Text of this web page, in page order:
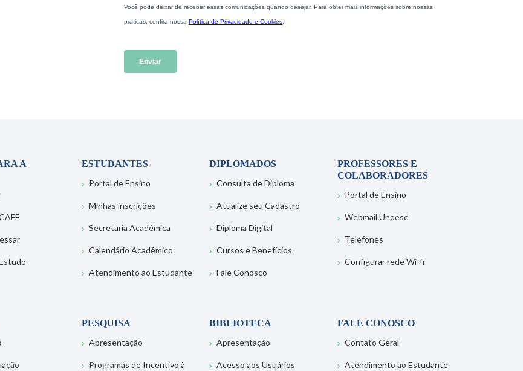
A
ESTUDANTES
Portal de Ensino
Minhas inscrições
Secretaria Acadêmica
Calendário Acadêmico
Atendimento ao Estudante
DIPLOMADOS
Consulta de Diploma
Atualize seu Cadastro
Diploma Digital
Cursos e Benefícios
Fale Conosco
PROFESSORES E
COLABORADORES
Portal de Ensino
Webmail Unoesc
Telefones
Configurar rede Wi-fi
PESQUISA
Apresentação
Programas de Incentivo à
BIBLIOTECA
Apresentação
Acesso aos Usuários
FALE CONOSCO
Contato Geral
Atendimento ao Estudante